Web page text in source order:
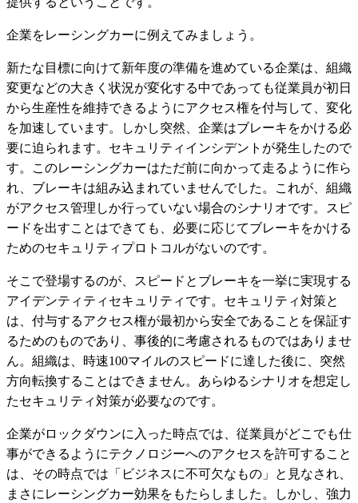
企業をレーシングカーに例えてみましょう。
新たな目標に向けて新年度の準備を進めている企業は、組織
変更などの大きく状況が変化する中であっても従業員が初日
から生産性を維持できるようにアクセス権を付与して、変化
を加速しています。しかし突然、企業はブレーキをかける必
要に迫られます。セキュリティインシデントが発生したので
す。このレーシングカーはただ前に向かって走るように作ら
れ、ブレーキは組み込まれていませんでした。これが、組織
がアクセス管理しか行っていない場合のシナリオです。スピ
ードを出すことはできても、必要に応じてブレーキをかける
ためのセキュリティプロトコルがないのです。
そこで登場するのが、スピードとブレーキを一挙に実現する
アイデンティティセキュリティです。セキュリティ対策と
は、付与するアクセス権が最初から安全であることを保証す
るためのものであり、事後的に考慮されるものではありませ
ん。組織は、時速100マイルのスピードに達した後に、突然
方向転換することはできません。あらゆるシナリオを想定し
たセキュリティ対策が必要なのです。
企業がロックダウンに入った時点では、従業員がどこでも仕
事ができるようにテクノロジーへのアクセスを許可すること
は、その時点では「ビジネスに不可欠なもの」と見なされ、
まさにレーシングカー効果をもたらしました。しかし、強力